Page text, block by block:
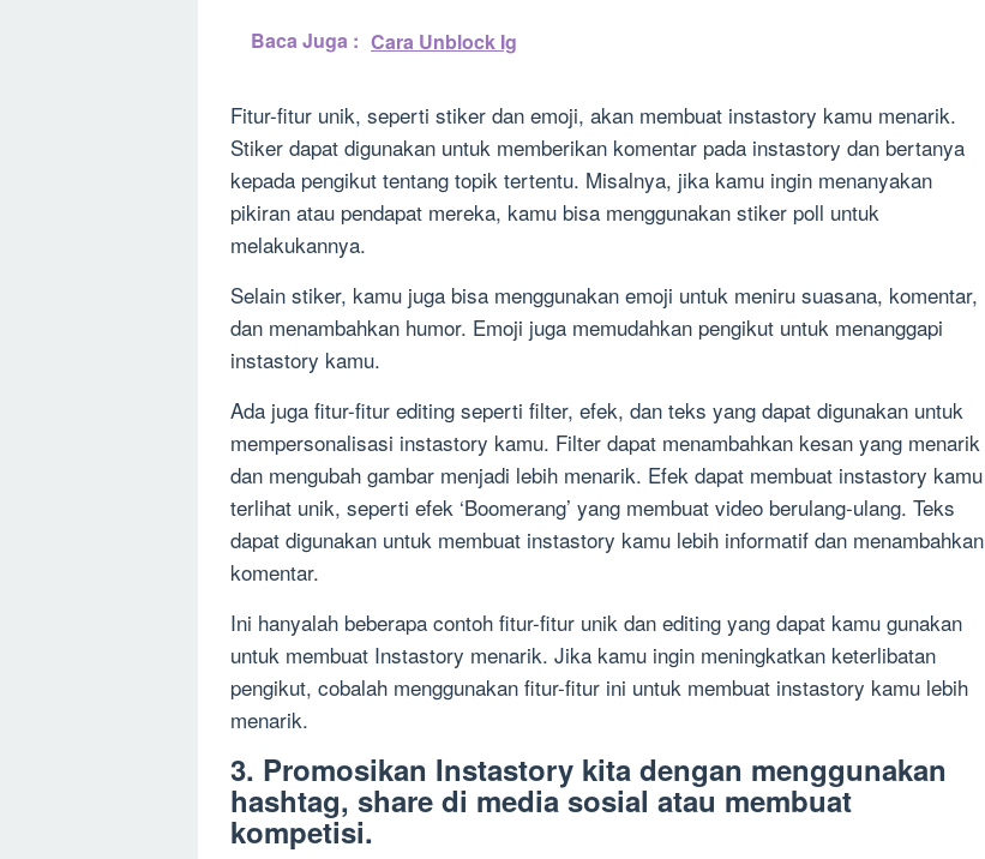
Baca Juga : Cara Unblock Ig
Fitur-fitur unik, seperti stiker dan emoji, akan membuat instastory kamu menarik.
Stiker dapat digunakan untuk memberikan komentar pada instastory dan bertanya
kepada pengikut tentang topik tertentu. Misalnya, jika kamu ingin menanyakan
pikiran atau pendapat mereka, kamu bisa menggunakan stiker poll untuk
melakukannya.
Selain stiker, kamu juga bisa menggunakan emoji untuk meniru suasana, komentar,
dan menambahkan humor. Emoji juga memudahkan pengikut untuk menanggapi
instastory kamu.
Ada juga fitur-fitur editing seperti filter, efek, dan teks yang dapat digunakan untuk
mempersonalisasi instastory kamu. Filter dapat menambahkan kesan yang menarik
dan mengubah gambar menjadi lebih menarik. Efek dapat membuat instastory kamu
terlihat unik, seperti efek ‘Boomerang’ yang membuat video berulang-ulang. Teks
dapat digunakan untuk membuat instastory kamu lebih informatif dan menambahkan
komentar.
Ini hanyalah beberapa contoh fitur-fitur unik dan editing yang dapat kamu gunakan
untuk membuat Instastory menarik. Jika kamu ingin meningkatkan keterlibatan
pengikut, cobalah menggunakan fitur-fitur ini untuk membuat instastory kamu lebih
menarik.
3. Promosikan Instastory kita dengan menggunakan
hashtag, share di media sosial atau membuat
kompetisi.